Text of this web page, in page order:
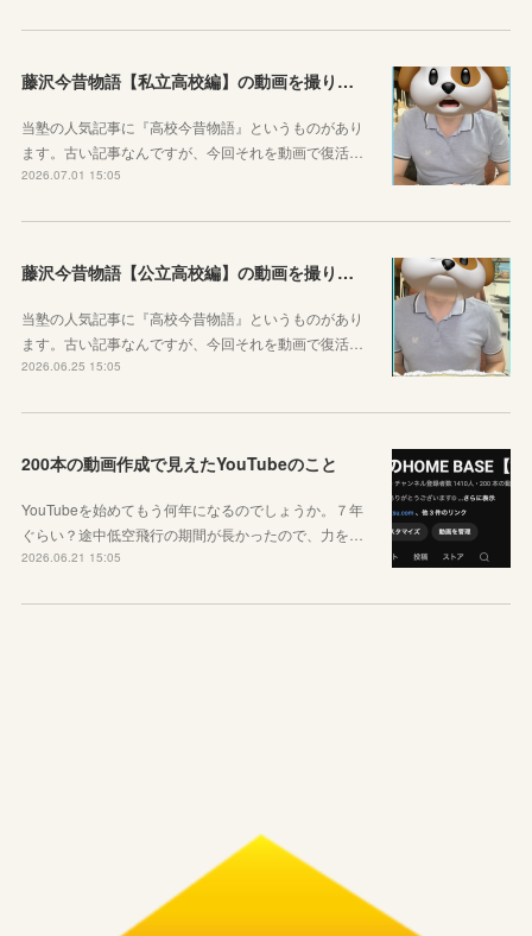
藤沢今昔物語【私立高校編】の動画を撮りました！
当塾の人気記事に『高校今昔物語』というものがあり
ます。古い記事なんですが、今回それを動画で復活…
2026.07.01 15:05
藤沢今昔物語【公立高校編】の動画を撮りました！
当塾の人気記事に『高校今昔物語』というものがあり
ます。古い記事なんですが、今回それを動画で復活…
2026.06.25 15:05
200本の動画作成で見えたYouTubeのこと
YouTubeを始めてもう何年になるのでしょうか。７年
ぐらい？途中低空飛行の期間が長かったので、力を…
2026.06.21 15:05